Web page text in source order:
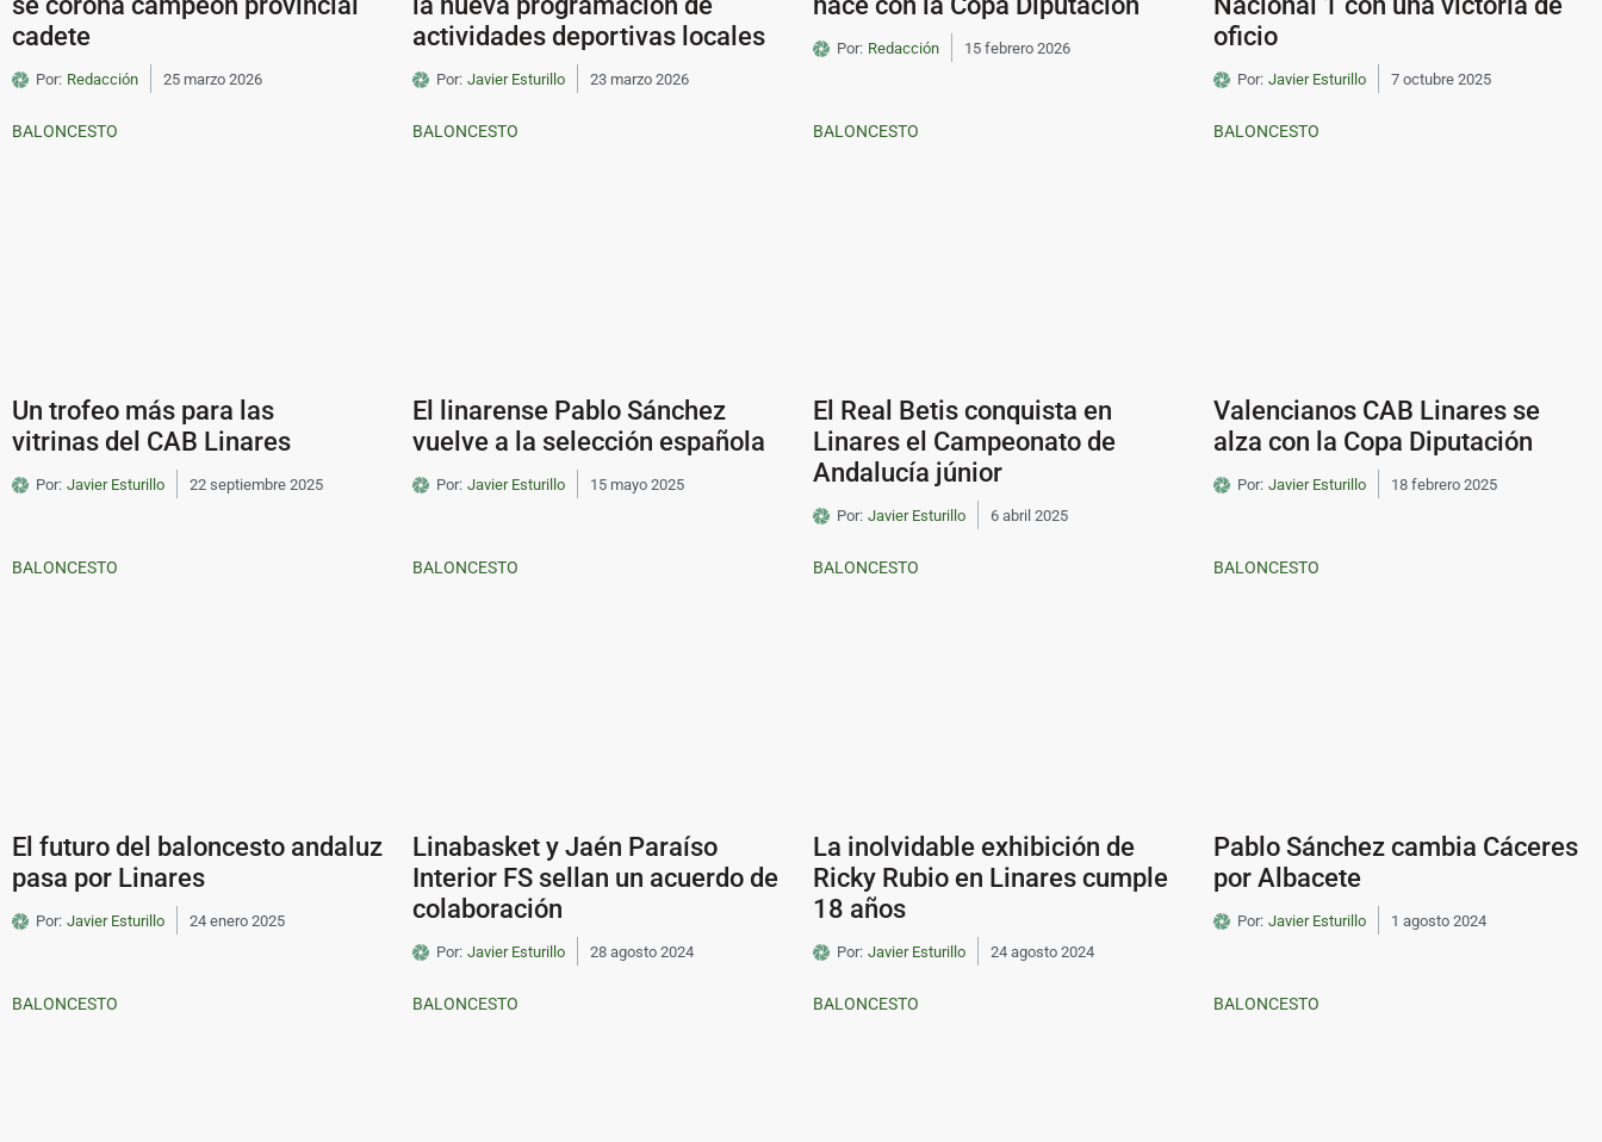
cadete
Por: Redacción 25 marzo 2026
actividades deportivas locales
Por: Javier Esturillo 23 marzo 2026
Por: Redacción 15 febrero 2026
oficio
Por: Javier Esturillo 7 octubre 2025
BALONCESTO
Un trofeo más para las
vitrinas del CAB Linares
Por: Javier Esturillo 22 septiembre 2025
BALONCESTO
El linarense Pablo Sánchez
vuelve a la selección española
Por: Javier Esturillo 15 mayo 2025
BALONCESTO
El Real Betis conquista en
Linares el Campeonato de
Andalucía júnior
Por: Javier Esturillo 6 abril 2025
BALONCESTO
Valencianos CAB Linares se
alza con la Copa Diputación
Por: Javier Esturillo 18 febrero 2025
BALONCESTO
El futuro del baloncesto andaluz
pasa por Linares
Por: Javier Esturillo 24 enero 2025
BALONCESTO
Linabasket y Jaén Paraíso
Interior FS sellan un acuerdo de
colaboración
Por: Javier Esturillo 28 agosto 2024
BALONCESTO
La inolvidable exhibición de
Ricky Rubio en Linares cumple
18 años
Por: Javier Esturillo 24 agosto 2024
BALONCESTO
Pablo Sánchez cambia Cáceres
por Albacete
Por: Javier Esturillo 1 agosto 2024
BALONCESTO BALONCESTO BALONCESTO BALONCESTO